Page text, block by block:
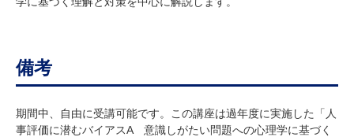
備考
期間中、自由に受講可能です。この講座は過年度に実施した「人
事評価に潜むバイアスA 意識しがたい問題への心理学に基づく